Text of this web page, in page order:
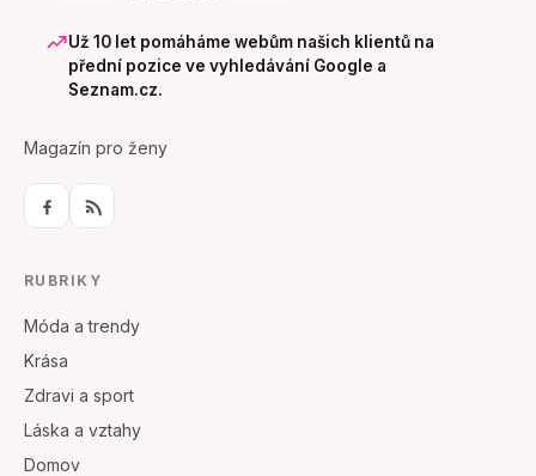
Už 10 let pomáháme webům našich klientů na
přední pozice ve vyhledávání Google a
Seznam.cz.
Magazín pro ženy
RUBRIKY
Móda a trendy
Krása
Zdravi a sport
Láska a vztahy
Domov